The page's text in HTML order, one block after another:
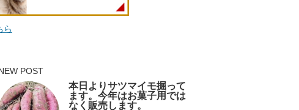
ら
POST
本日よりサツマイモ掘って
ます。今年はお菓子用では
なく販売します。